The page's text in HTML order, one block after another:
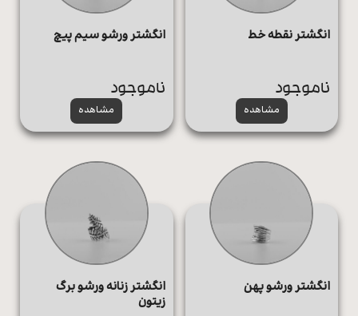
انگشتر نقطه خط
مشاهده
ناموجود
انگشتر ورشو سیم پیچ
مشاهده
ناموجود
انگشتر ورشو پهن
انگشتر زنانه ورشو برگ
زیتون